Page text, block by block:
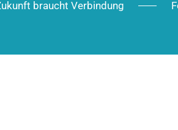
braucht Verbindung